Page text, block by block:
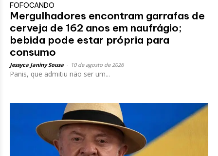
FOFOCANDO
Mergulhadores encontram garrafas de
cerveja de 162 anos em naufrágio;
bebida pode estar própria para
consumo
Jessyca Janiny Sousa 10 de agosto de 2026
Panis, que admitiu não ser um...